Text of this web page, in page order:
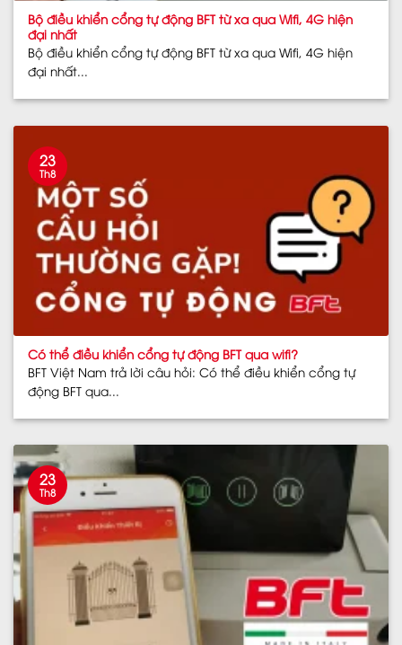
Bộ điều khiển cổng tự động BFT từ xa qua Wifi, 4G hiện
đại nhất
Bộ điều khiển cổng tự động BFT từ xa qua Wifi, 4G hiện
đại nhất...
Có thể điều khiển cổng tự động BFT qua wifi?
BFT Việt Nam trả lời câu hỏi: Có thể điều khiển cổng tự
động BFT qua...
23
Th8
23
Th8